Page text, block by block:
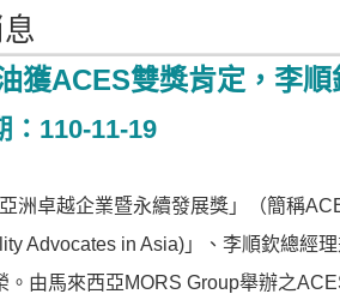
獲ACES雙獎肯定，李
：110-11-19
洲卓越企業暨永續發展獎」（簡稱
Advocates in Asia)」、李順欽總經
。由馬來西亞MORS Group舉辦之